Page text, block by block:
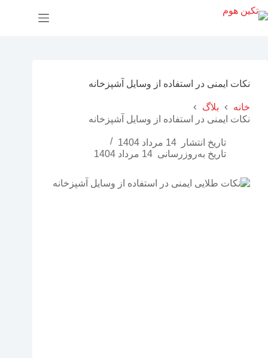
نکات ایمنی در استفاده از وسایل آشپزخانه
خانه
بلاگ
نکات ایمنی در استفاده از وسایل آشپزخانه
تاریخ انتشار
14 مرداد 1404
تاریخ به‌روزرسانی 14 مرداد 1404